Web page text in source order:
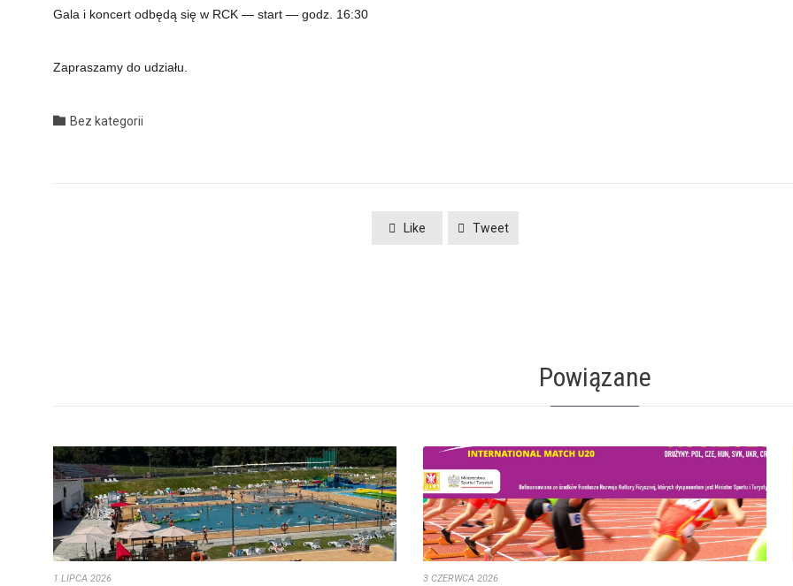
Gala i kon­cert odbędą się w RCK — start — godz. 16:30
Zaprasza­my do udziału.
 Category
Bez kategorii
Like Tweet
Powiązane
1 LIPCA 2026 3 CZERWCA 2026